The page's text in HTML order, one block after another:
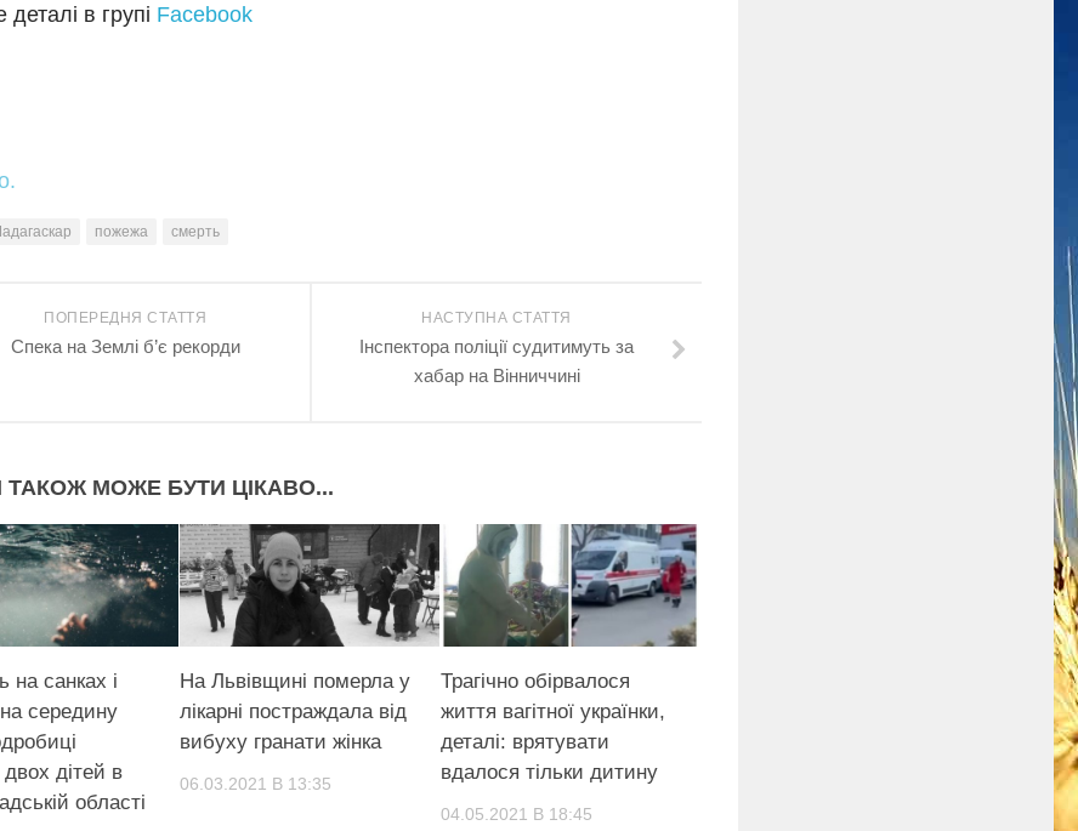
в групі Facebook
пожежа смерть
НАСТУПНА СТАТТЯ
Інспектора поліції судитимуть за
хабар на Вінниччині
ПОПЕРЕДНЯ СТАТТЯ
Спека на Землі б’є рекорди
ТАКОЖ МОЖЕ БУТИ ЦІКАВО...
на санках і
середину
двох дітей в
області
На Львівщині померла у
лікарні постраждала від
вибуху гранати жінка
06.03.2021 В 13:35
Трагічно обірвалося
життя вагітної українки,
деталі: врятувати
вдалося тільки дитину
04.05.2021 В 18:45